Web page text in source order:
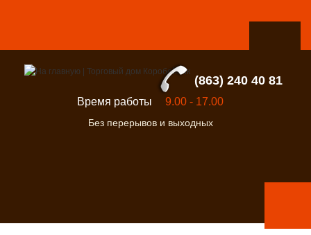
(863) 240 40 81
Время работы 9.00 - 17.00
Без перерывов и выходных